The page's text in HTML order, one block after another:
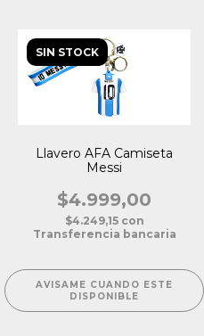
SIN STOCK
Llavero AFA Camiseta
Messi
$4.999,00
$4.249,15 con
Transferencia bancaria
AVISAME CUANDO ESTE
DISPONIBLE